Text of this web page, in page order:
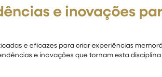
e inovações
e eficazes para criar experiências
e inovações que tornam esta